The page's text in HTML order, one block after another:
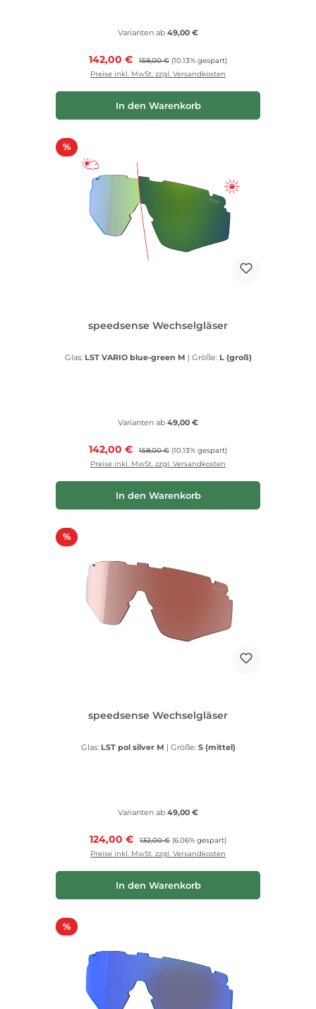
Varianten ab 49,00 €
Verkaufspreis:
142,00 € Regulärer Preis:
158,00 € (10.13% gespart)
Preise inkl. MwSt. zzgl. Versandkosten
In den Warenkorb
%Rabatt
speedsense Wechselgläser
Glas: LST VARIO blue-green M | Größe: L (groß)
Varianten ab 49,00 €
Verkaufspreis:
142,00 € Regulärer Preis:
158,00 € (10.13% gespart)
Preise inkl. MwSt. zzgl. Versandkosten
In den Warenkorb
%Rabatt
speedsense Wechselgläser
Glas: LST pol silver M | Größe: S (mittel)
Varianten ab 49,00 €
Verkaufspreis:
124,00 € Regulärer Preis:
132,00 € (6.06% gespart)
Preise inkl. MwSt. zzgl. Versandkosten
In den Warenkorb
%Rabatt